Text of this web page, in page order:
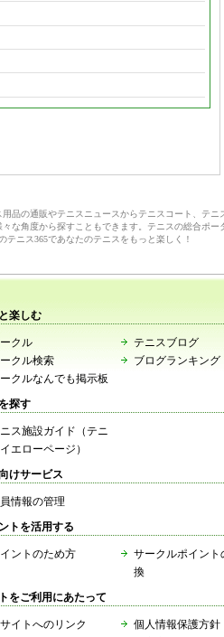
品の通販やテニスニュースからテニスコート、テ
な角度から探すこともできます。テニスの総合ポ
ニス365であなたのテニスをもっと楽しく！
楽しむ
クル
クル検索
クルなんでも掲示板
テニスブログ
ブログランキング
探す
ス施設ガイド（テニ
エローページ）
けサービス
情報の管理
トを活用する
ントのため方
サークルポイント
換
をご利用にあたって
イトへのリンク
個人情報保護方針